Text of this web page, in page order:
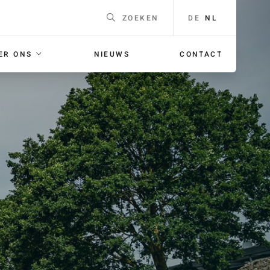
voor je
met
Naam*
E-mailadres*
Telefoonnummer
ZOEKEN DE NL
ONS NIEUWS CONTACT